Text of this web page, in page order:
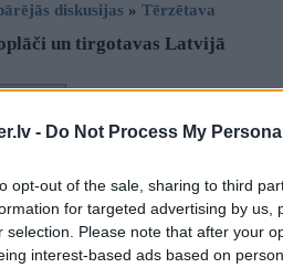
- Do Not Process My
opt-out of the sale, sharing to third
for targeted advertising by us,
selection. Please note that after your
interest-based ads based on
diskusijas » Tērzētava
un tirgotavas Latvijā
Ziņojums
Neko daudz jau nevajadzēja
oficiāla pienākuma nebija.